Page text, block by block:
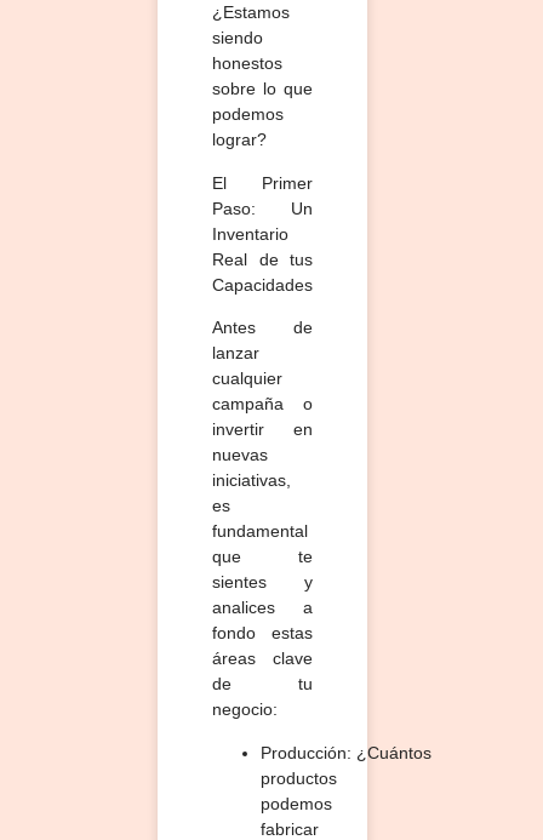
¿Estamos
siendo
honestos
sobre lo que
podemos
lograr?
El Primer
Paso: Un
Inventario
Real de tus
Capacidades
Antes de
lanzar
cualquier
campaña o
invertir en
nuevas
iniciativas,
es
fundamental
que te
sientes y
analices a
fondo estas
áreas clave
de tu
negocio:
Producción: ¿Cuántos
productos
podemos
fabricar